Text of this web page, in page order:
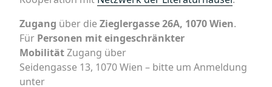
Zugang über dieZieglergasse 26A, 1070 Wien.
Für Personen mit eingeschränkter
MobilitätZugang über
Seidengasse 13, 1070 Wien – bitte um Anmeldung
unter